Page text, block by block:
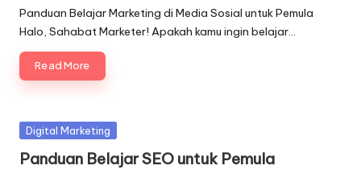
by
Panduan Belajar Marketing di Media Sosial untuk Pemula
Halo, Sahabat Marketer! Apakah kamu ingin belajar…
Read More
Posted
Digital Marketing
Panduan Belajar SEO untuk Pemula